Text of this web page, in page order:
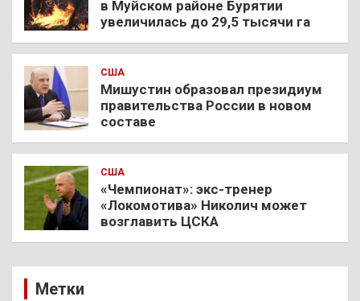
в Муйском районе Бурятии
увеличилась до 29,5 тысячи га
США
Мишустин образовал президиум
правительства России в новом
составе
США
«Чемпионат»: экс-тренер
«Локомотива» Николич может
возглавить ЦСКА
Метки